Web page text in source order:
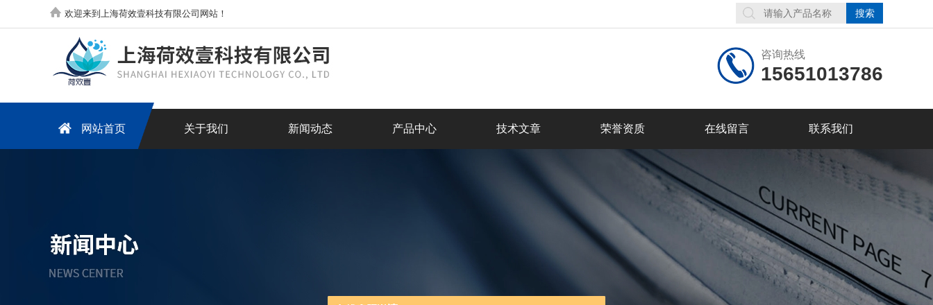
欢迎来到上海荷效壹科技有限公司网站！
咨询热线
15651013786
网站首页 关于我们 新闻动态 产品中心 技术文章 荣誉资质 在线留言 联系我们